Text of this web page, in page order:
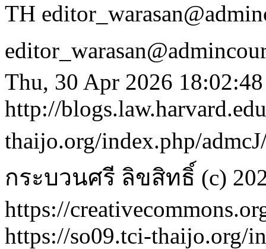
TH
Thu, 30 Apr 2026
http://
thaijo.org/index.php/
กระบวนศรี ลิขสิทธิ์ (c)
https://
https://so09.tci-thaijo.org/